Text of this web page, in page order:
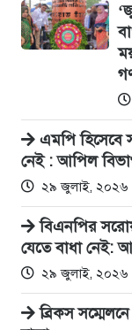
এমপি​ হিসেবে
নেই : আপিল
২৯ জুলাই, ২০২৬
বিএনপির
যেতে বাধা নেই:
২৯ জুলাই, ২০২৬
ব্রিকস